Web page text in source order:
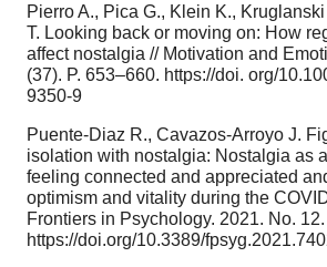
Pierro A., Pica G., Klein K.,
T. Looking back or moving on: How
affect nostalgia // Motivation and
(37). P. 653–660. https://doi. org/
9350-9
Puente-Diaz R., Cavazos-Arroyo J.
isolation with nostalgia: Nostalgia as
feeling connected and appreciated
optimism and vitality during the
Frontiers in Psychology. 2021. No.
https://doi.org/10.3389/